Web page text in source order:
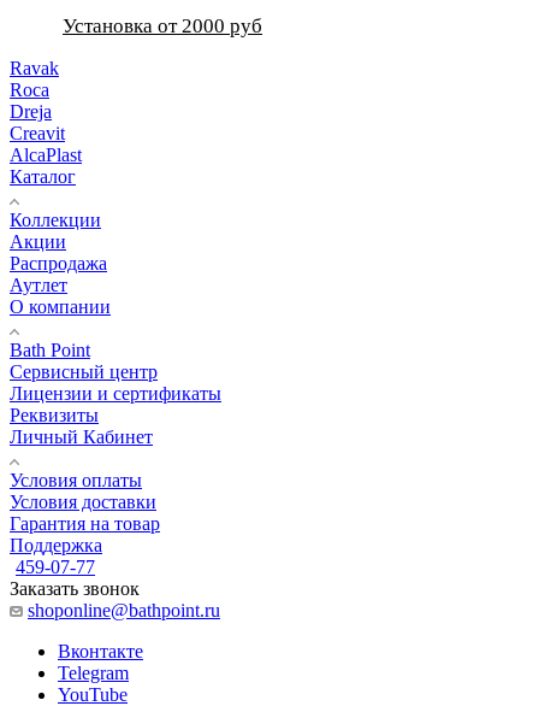
Установка от 2000 руб
Ravak
Roca
Dreja
Creavit
AlcaPlast
Каталог
Коллекции
Акции
Распродажа
Аутлет
О компании
Bath Point
Сервисный центр
Лицензии и сертификаты
Реквизиты
Личный Кабинет
Условия оплаты
Условия доставки
Гарантия на товар
Поддержка
459-07-77
Заказать звонок
shoponline@bathpoint.ru
Вконтакте
Telegram
YouTube